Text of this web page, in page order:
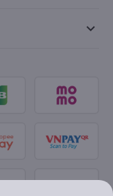
keyboard_arrow_down